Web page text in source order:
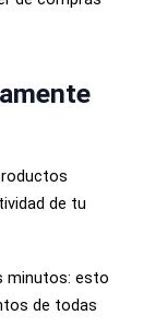
de tu
minutos: esto
de todas